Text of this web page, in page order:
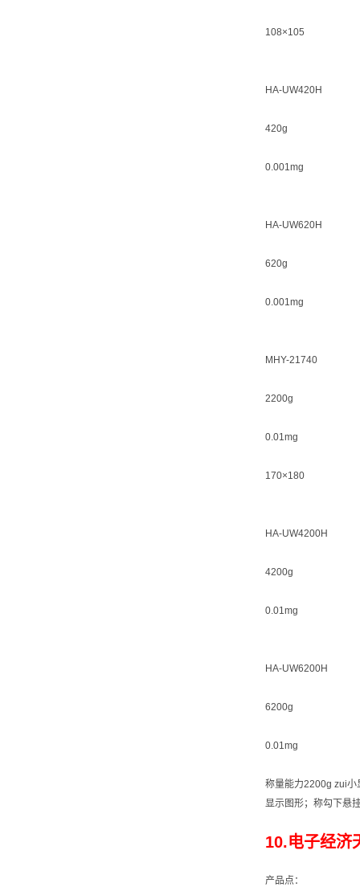
108×105
HA-UW420H
420g
0.001mg
HA-UW620H
620g
0.001mg
MHY-21740
2200g
0.01mg
170×180
HA-UW4200H
4200g
0.01mg
HA-UW6200H
6200g
0.01mg
称量能力2200g zui小
显示图形；称勾下悬
10.电子经济
产品点：